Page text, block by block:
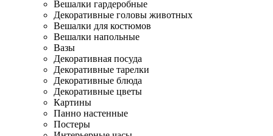
Вешалки гардеробные
Декоративные головы животных
Вешалки для костюмов
Вешалки напольные
Вазы
Декоративная посуда
Декоративные тарелки
Декоративные блюда
Декоративные цветы
Картины
Панно настенные
Постеры